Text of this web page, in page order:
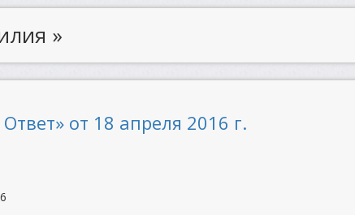
»
от 18 апреля 2016 г.